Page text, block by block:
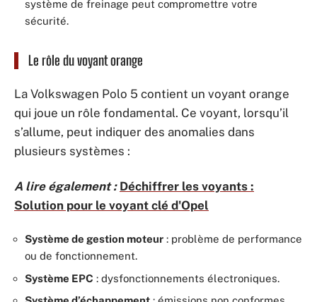
système de freinage peut compromettre votre
sécurité.
Le rôle du voyant orange
La Volkswagen Polo 5 contient un voyant orange
qui joue un rôle fondamental. Ce voyant, lorsqu’il
s’allume, peut indiquer des anomalies dans
plusieurs systèmes :
A lire également : Déchiffrer les voyants :
Solution pour le voyant clé d'Opel
Système de gestion moteur : problème de performance
ou de fonctionnement.
Système EPC : dysfonctionnements électroniques.